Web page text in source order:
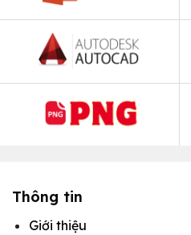
Thông tin
Giới thiệu